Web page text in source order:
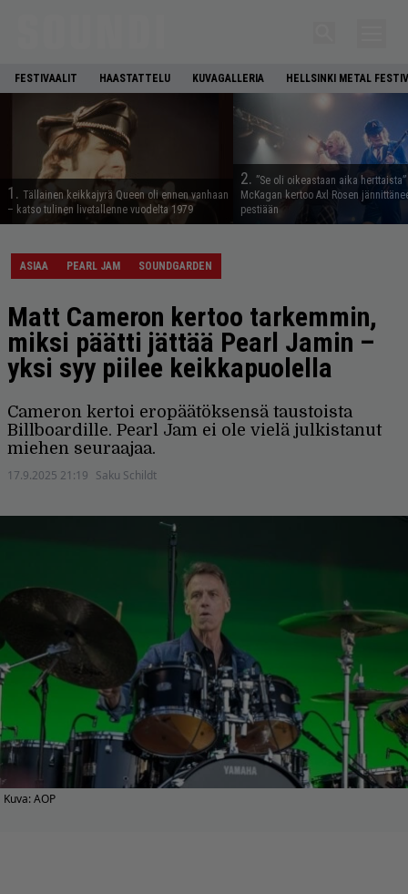
FESTIVAALIT HAASTATTELU KUVAGALLERIA HELLSINKI METAL
1. Tällainen keikkajyrä Queen oli ennen vanhaan
– katso tulinen livetallenne vuodelta 1979
2. ”Se oli oikeastaan aika
McKagan kertoo Axl Rosen
pestiään
ASIAA PEARL JAM SOUNDGARDEN
Matt Cameron kertoo tarkemmin,
miksi päätti jättää Pearl Jamin –
yksi syy piilee keikkapuolella
Cameron kertoi eropäätöksensä taustoista
Billboardille. Pearl Jam ei ole vielä julkistanut
miehen seuraajaa.
17.9.2025 21:19 Saku Schildt
Kuva: AOP